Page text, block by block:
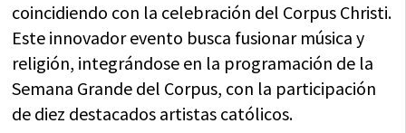
coincidiendo con la celebración del Corpus Christi.
Este innovador evento busca fusionar música y
religión, integrándose en la programación de la
Semana Grande del Corpus, con la participación
de diez destacados artistas católicos.